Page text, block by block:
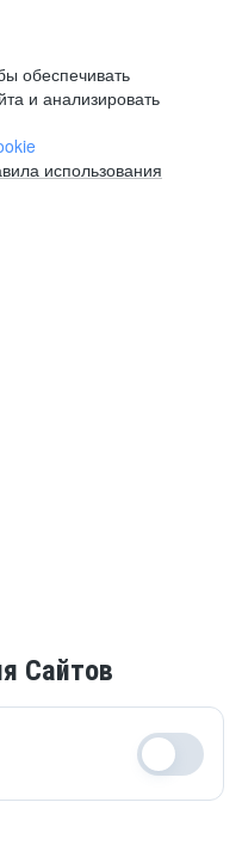
обеспечивать
и анализировать
использования
Сайтов